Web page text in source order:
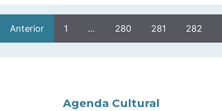
Anterior 1 … 280 281 282
Agenda Cultural